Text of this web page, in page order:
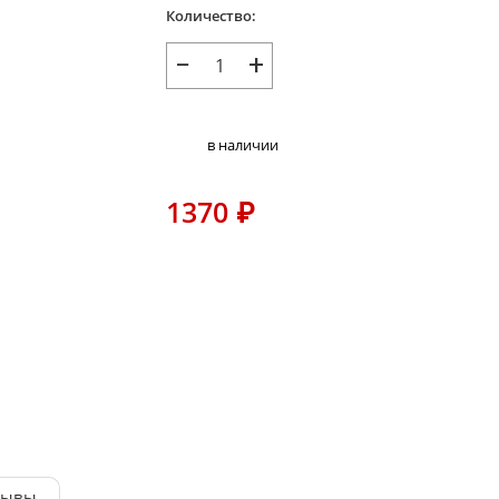
Количество:
− +
в наличии
1370 ₽